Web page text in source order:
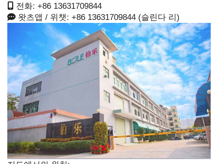
전화: +86 13631709844
왓츠앱 / 위챗: +86 13631709844 (슬린다 리)